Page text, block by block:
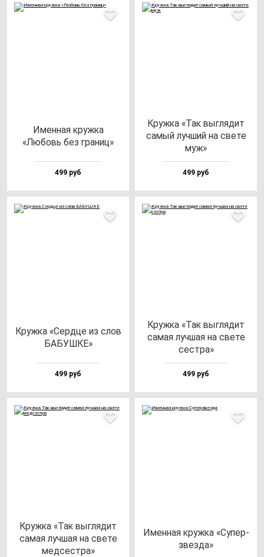
Имен­ная круж­ка
«Любовь без гра­ниц»
499 руб
Круж­ка «Так выг­ля­дит
са­мый луч­ший на све­те
муж»
499 руб
Круж­ка «Сер­дце из слов
БАБУШКЕ»
499 руб
Круж­ка «Так выг­ля­дит
са­мая луч­шая на све­те
сес­тра»
499 руб
Круж­ка «Так выг­ля­дит
са­мая луч­шая на све­те
мед­сес­тра»
Имен­ная круж­ка «Супер­
звез­да»